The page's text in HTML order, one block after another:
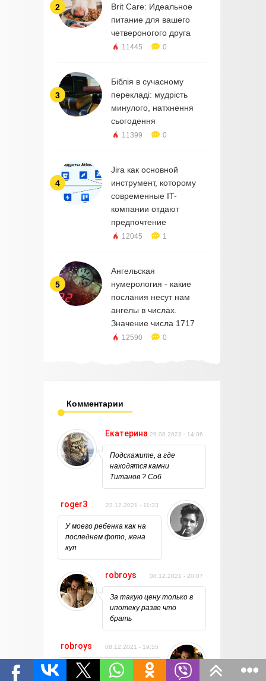
2
Brit Care: Идеальное
питание для вашего
четвероногого друга
11445 0
3
Біблія в сучасному
перекладі: мудрість
минулого, натхнення
сьогодення
11399 0
4
Jira как основной
инструмент, которому
современные IT-
компании отдают
предпочтение
12045 1
5
Ангельская
нумерология - какие
послания несут нам
ангелы в числах.
Значение числа 1717
12590 0
Комментарии
Екатерина 29.08.2023 - 14:06
Подскажите, а где
находятся камни
Титанов ? Соб
roger3 22.12.2021 - 11:33
У моего ребенка как на
последнем фото, жена
куп
robroys 08.12.2021 - 20:07
За такую цену только в
ипотеку разве что
брать
robroys 08.12.2021 - 19:55
Не похоже на НЛО, свет
исходит снизу и